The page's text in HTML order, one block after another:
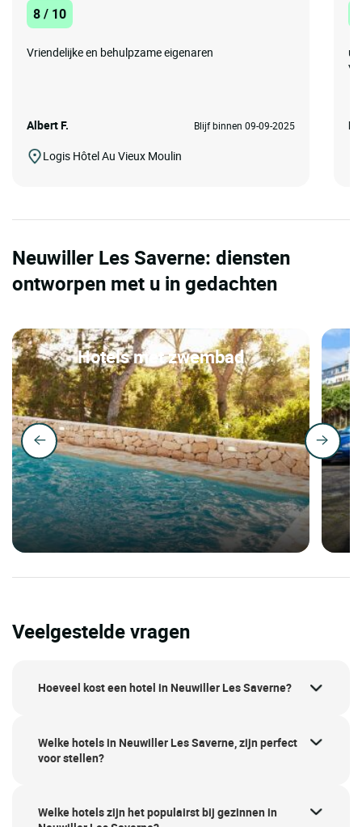
8 / 10
Vriendelijke en behulpzame eigenaren
Albert F. Blijf binnen 09-09-2025
Logis Hôtel Au Vieux Moulin
Neuwiller Les Saverne: diensten
ontworpen met u in gedachten
Hotels met zwembad
Veelgestelde vragen
Hoeveel kost een hotel in Neuwiller Les Saverne?
Welke hotels in Neuwiller Les Saverne, zijn perfect
voor stellen?
Welke hotels zijn het populairst bij gezinnen in